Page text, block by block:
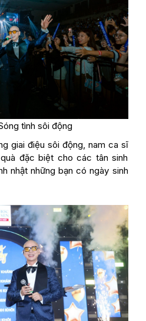
tình sôi động
giai điệu sôi động, nam ca sĩ
đặc biệt cho các tân sinh
nhật những bạn có ngày sinh